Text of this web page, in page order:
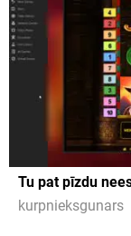
Tu pat pīzdu
kurpnieksgunars